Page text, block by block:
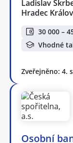
Ladislav
Hradec
30 000 –
Vhodné
Zveřejněno: 4.
Osobní